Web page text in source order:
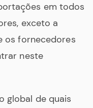
em todos
exceto a
os fornecedores
neste
global de quais